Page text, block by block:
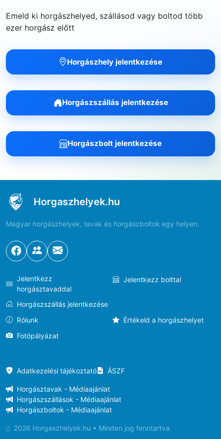
Emeld ki horgászhelyed, szállásod vagy boltod több
ezer horgász előtt
Horgászhely jelentkezése
Horgászszállás jelentkezése
Horgászbolt jelentkezése
Horgaszhelyek.hu
Magyar horgászhelyek, tavak és horgászboltok egy helyen.
Jelentkezz
horgásztavaddal
Jelentkezz bolttal
Horgászszállás jelentkezése
Rólunk
Értékeld a horgászhelyet
Fotópályázat
Adatkezelési tájékoztató ÁSZF
Horgásztavak - Médiaajánlat
Horgászszállások - Médiaajánlat
Horgászboltok - Médiaajánlat
2026 Horgaszhelyek.hu • Minden jog fenntartva.